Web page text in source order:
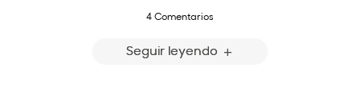
4 Comentarios
Seguir leyendo